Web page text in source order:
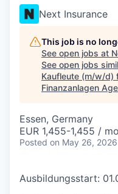
Next Insurance
This job is no
See open jobs at
See open jobs
Kaufleute (m/w/d)
Finanzanlagen
Essen, Germany
EUR 1,455-1,455 /
Posted on May 26, 2026
Ausbildungsstart: